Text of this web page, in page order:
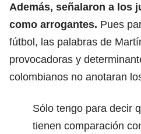
Además, señalaron a los
como arrogantes. Pues
fútbol, las palabras de
provocadoras y
colombianos no anotaran
Sólo tengo para decir
tienen comparación